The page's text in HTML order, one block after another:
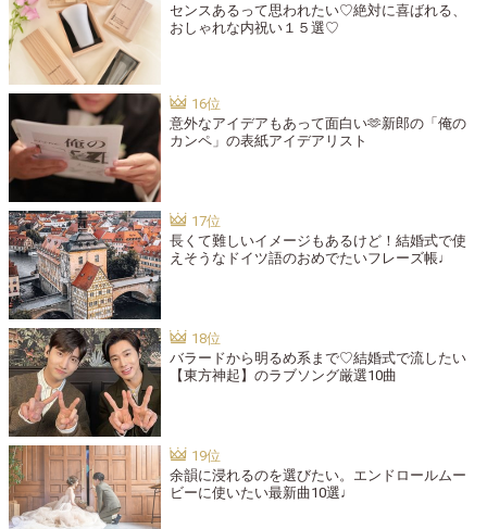
センスあるって思われたい♡絶対に喜ばれる、
おしゃれな内祝い１５選♡
意外なアイデアもあって面白い🫶新郎の「俺の
カンペ」の表紙アイデアリスト
長くて難しいイメージもあるけど！結婚式で使
えそうなドイツ語のおめでたいフレーズ帳♩
バラードから明るめ系まで♡結婚式で流したい
【東方神起】のラブソング厳選10曲
余韻に浸れるのを選びたい。エンドロールムー
ビーに使いたい最新曲10選♩